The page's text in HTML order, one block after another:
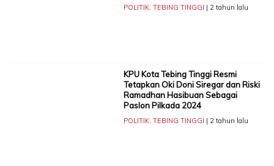
POLITIK, TEBING TINGGI | 2 tahun lalu
KPU Kota Tebing Tinggi Resmi
Tetapkan Oki Doni Siregar dan Riski
Ramadhan Hasibuan Sebagai
Paslon Pilkada 2024
POLITIK, TEBING TINGGI | 2 tahun lalu